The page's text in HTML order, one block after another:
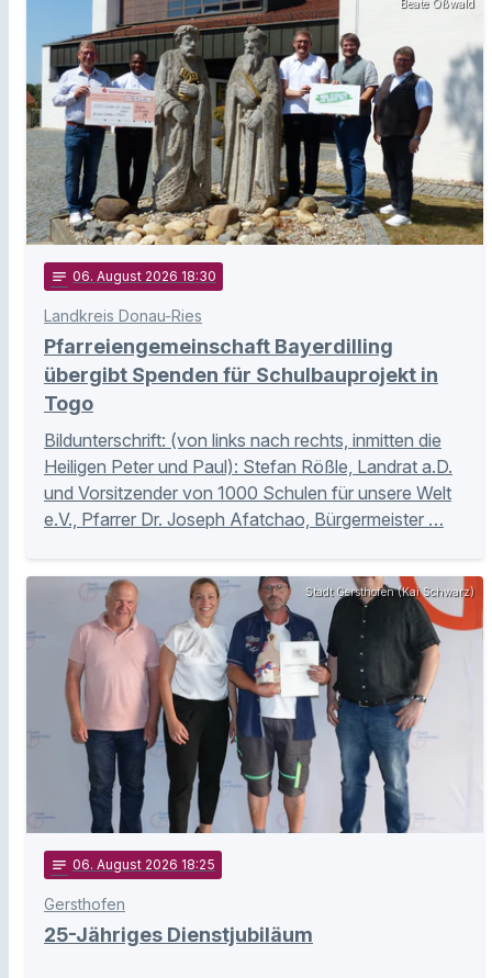
Beate Oßwald
notes 06. August 2026 18:30
Landkreis Donau-Ries
Pfarreiengemeinschaft Bayerdilling
übergibt Spenden für Schulbauprojekt in
Togo
Bildunterschrift: (von links nach rechts, inmitten die
Heiligen Peter und Paul): Stefan Rößle, Landrat a.D.
und Vorsitzender von 1000 Schulen für unsere Welt
e.V., Pfarrer Dr. Joseph Afatchao, Bürgermeister …
Stadt Gersthofen (Kai Schwarz)
notes 06. August 2026 18:25
Gersthofen
25-Jähriges Dienstjubiläum